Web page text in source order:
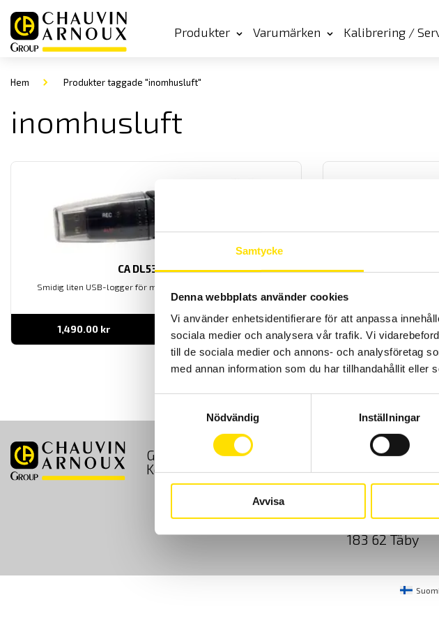
Samtycke
Denna webbplats använder cookies
Vi använder enhetsidentifierare för att anpassa
sociala medier och analysera vår trafik. Vi
till de sociala medier och annons- och analysföretag
med annan information som du har tillhandahållit eller
Nödvändig
Inställningar
Avvisa
Produkter Varumärken Kalibrering /
Hem Produkter taggade "inomhusluft"
inomhusluft
CA DL53 logger
Smidig liten USB-logger för mätning av temperatur och fukt.
1,490.00 kr LÄS MER
storheter, CO
5,950.00 kr
GDPR Köpvillkor Cookies
Kontakt
Sjöflygvägen 35
183 62 Täby
Suomi